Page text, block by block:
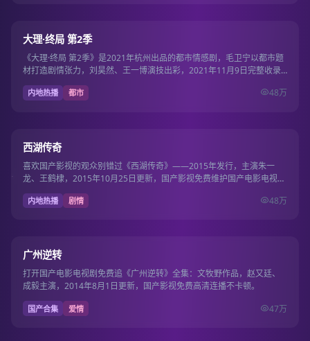
8.3
大理·终局 第2季
《大理·终局 第2季》是2021年杭州出品的都市情感剧，毛卫宁以都市题
材打造剧情张力，刘昊然、王一博演技出彩，2021年11月9日完整收录
国产电…
内地热播 都市 48万
8.4
西湖传奇
喜欢国产影视的观众别错过《西湖传奇》——2015年发行，主演朱一
龙、王鹤棣，2015年10月25日更新，国产影视免费维护国产电影电视剧
免费片库日…
内地热播 剧情 48万
9.7
广州逆转
打开国产电影电视剧免费追《广州逆转》全集：文牧野作品，赵又廷、
成毅主演，2014年8月1日更新，国产影视免费高清连播不卡顿。
国产合集 爱情 47万